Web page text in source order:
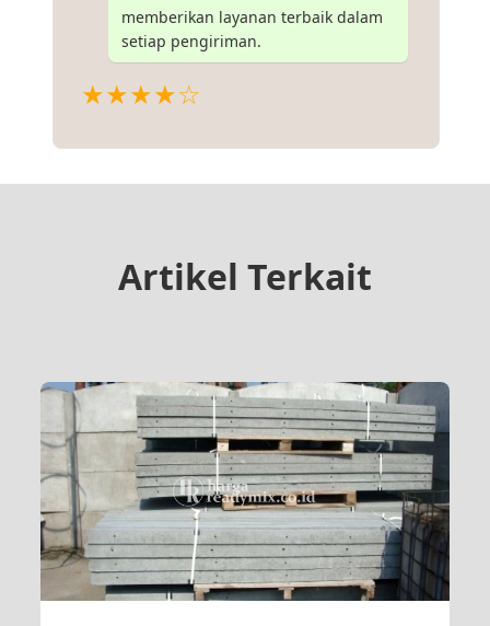
memberikan layanan terbaik dalam
setiap pengiriman.
★★★★☆
Artikel Terkait